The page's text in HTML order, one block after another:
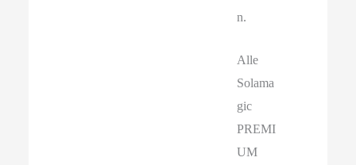
n.
Alle
Solama
gic
PREMI
UM